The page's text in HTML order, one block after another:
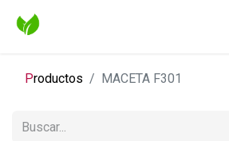
Productos MACETA F301